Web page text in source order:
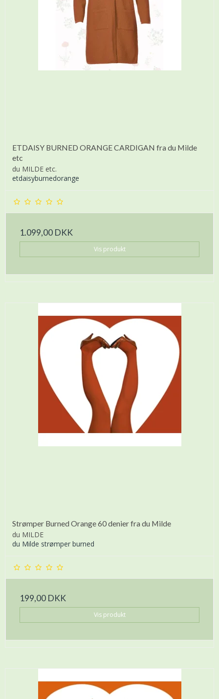
ETDAISY BURNED ORANGE CARDIGAN fra du Milde
etc
du MILDE etc.
etdaisyburnedorange
1.099,00 DKK
Vis produkt
Strømper Burned Orange 60 denier fra du Milde
du MILDE
du Milde strømper burned
199,00 DKK
Vis produkt